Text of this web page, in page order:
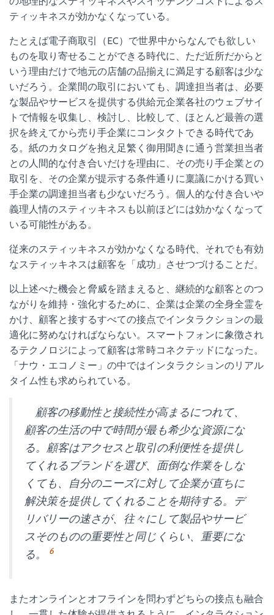
ティッキネスが効かなくなっている。
たとえば電子商取引（EC）で世界中からなんでも欲しい
ものを取り寄せることができる時代に、ただ近所だからと
いう理由だけで地元の店舗の品揃えに満足する顧客は少な
いだろう。企業間の取引においても、調達担当者は、必要
な製品やサービスを提供する供給元企業各社のウェブサイ
トで情報を収集し、検討し、比較して、ほとんど最善の選
択を終えてから売り手企業にコンタクトできる時代であ
る。紙のカタログを抱え足繁く御用聞きに通う営業担当者
との人間的な付き合いだけを理由に、その売り手企業との
取引を、その企業が提示する条件通りに稟議にかける買い
手企業の調達担当者も少ないだろう。個人的な付き合いや
義理人情のスティッキネスも以前ほどには効かなくなって
いる可能性がある。
従来のスティッキネスが効かなくなる時代、それでも有効
なスティッキネスは顧客を「成功」させつづけることだ。
以上述べた機会と脅威を踏まえると、継続的な顧客とのつ
ながりを維持・強化するために、企業は企業の全身全霊を
かけ、顧客と接するすべての接点でインタラクションの最
適化に努めなければならない。スマートフォンに象徴され
るテクノロジによって顧客は常時コネクテッドになった。
「ナウ・エコノミー」の中ではインタラクションのリアル
タイム性も求められている。
顧客の移動性と接続性が高まるにつれて、
顧客の生活の中で時間が最も希少な資源にな
る。顧客はアクセスと取引の利便性を提供し
てくれるブランドを選び、面倒な作業をしな
くても、自分のニーズに対して企業が直ちに
解決策を提供してくれることを期待する。デ
リバリーの速さが、往々にして製品やサービ
スそのものの重要性と同じくらい、重要にな
る。
6
またオンラインとオフラインを問わずどちらの接点も融合